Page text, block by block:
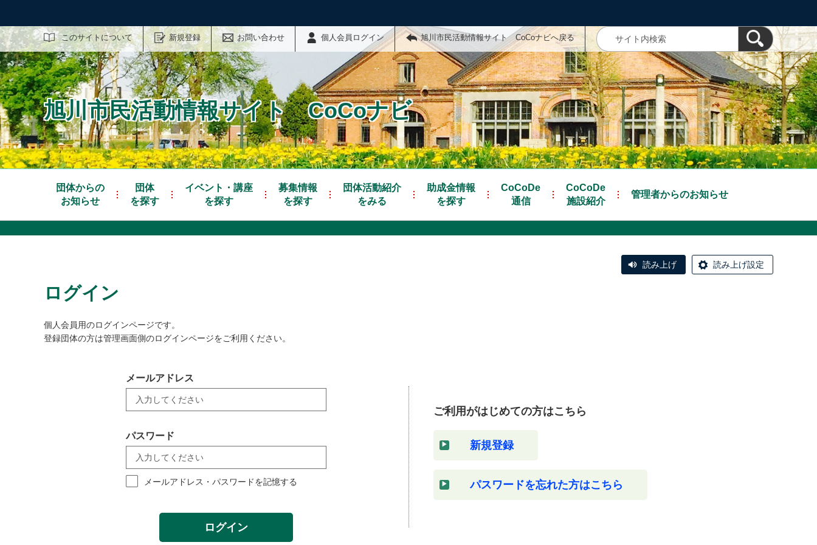
このサイトについて 新規登録 お問い合わせ 個人会員ログイン 旭川市民活動情報サイト CoCoナビへ戻る
サイト内検索
旭川市民活動情報サイト CoCoナビ
団体からの
お知らせ
団体
を探す
イベント・講座
を探す
募集情報
を探す
団体活動紹介
をみる
助成金情報
を探す
CoCoDe
通信
CoCoDe
施設紹介
管理者からのお知らせ
読み上げ 読み上げ設定
ログイン
個人会員用のログインページです。
登録団体の方は管理画面側のログインページをご利用ください。
メールアドレス
パスワード
メールアドレス・パスワードを記憶する
ログイン
ご利用がはじめての方はこちら
新規登録
パスワードを忘れた方はこちら